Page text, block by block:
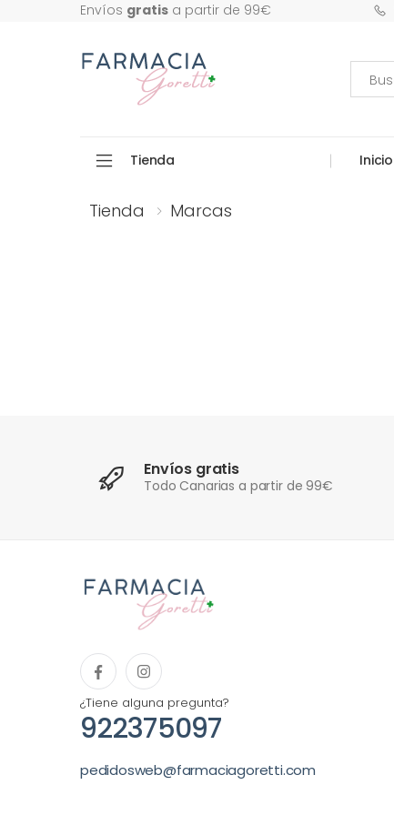
Envíos gratis a partir de 99€
Tienda Inicio
Tienda Marcas
Envíos gratis
Todo Canarias a partir de 99€
¿Tiene alguna pregunta?
922375097
pedidosweb@farmaciagoretti.com